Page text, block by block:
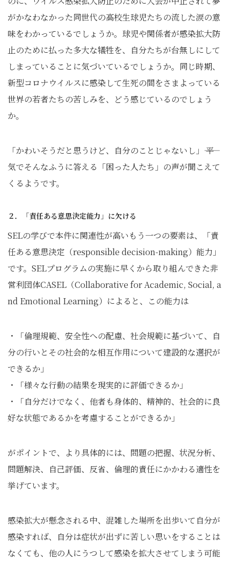
がかなわなかった同世代の高校生球児たちの流した涙の意
味をわかっているでしょうか。球児や関係者が感染拡大防
止のために払った多大な犠牲を、自分たちが台無しにして
しまっていることに気づいているでしょうか。同じ時期、
新型コロナウイルスに感染して生死の間をさまよっている
世界の若者たちの苦しみを、どう感じているのでしょう
か。
「かわいそうだと思うけど、自分のことじゃないし」―― 平
気でそんなふうに答える「困った人たち」の声が聞こえて
くるようです。
２．「責任ある意思決定能力」に欠ける
SELの学びで本件に関連性が高いもう一つの要素は、「責
任ある意思決定（responsible decision-making）能力」
です。SELプログラムの実施に早くから取り組んできた非
営利団体CASEL（Collaborative for Academic, Social, a
nd Emotional Learning）によると、この能力は
・「倫理規範、安全性への配慮、社会規範に基づいて、自
分の行いとその社会的な相互作用について建設的な選択が
できるか」
・「様々な行動の結果を現実的に評価できるか」
・「自分だけでなく、他者も身体的、精神的、社会的に良
好な状態であるかを考慮することができるか」
がポイントで、より具体的には、問題の把握、状況分析、
問題解決、自己評価、反省、倫理的責任にかかわる適性を
挙げています。
感染拡大が懸念される中、混雑した場所を出歩いて自分が
感染すれば、自分は症状が出ずに苦しい思いをすることは
なくても、他の人にうつして感染を拡大させてしまう可能